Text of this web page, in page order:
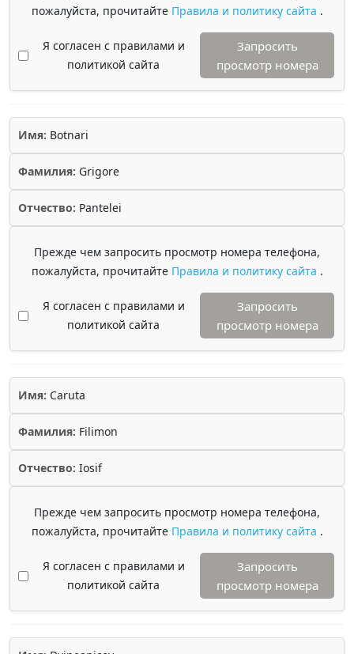
пожалуйста, прочитайте Правила и политику сайта .
Я согласен с правилами и
политикой сайта
Запросить
просмотр номера
Имя: Botnari
Фамилия: Grigore
Отчество: Pantelei
Прежде чем запросить просмотр номера телефона,
пожалуйста, прочитайте Правила и политику сайта .
Я согласен с правилами и
политикой сайта
Запросить
просмотр номера
Имя: Caruta
Фамилия: Filimon
Отчество: Iosif
Прежде чем запросить просмотр номера телефона,
пожалуйста, прочитайте Правила и политику сайта .
Я согласен с правилами и
политикой сайта
Запросить
просмотр номера